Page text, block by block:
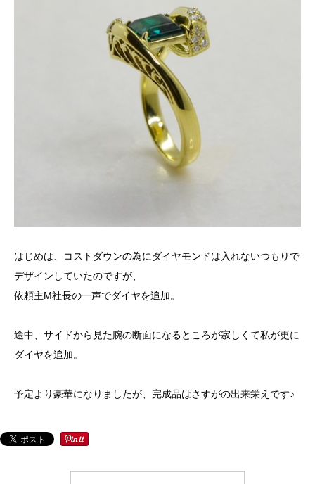
はじめは、コストダウンの為にダイヤモンドは入れないつもりで
デザインしていたのですが、
依頼主M社長の一声でダイヤを追加。
途中、サイドから見た腕の断面になるところが寂しくて私が更に
ダイヤを追加。
予定より豪華になりましたが、完成品はさすがの出来栄えです♪